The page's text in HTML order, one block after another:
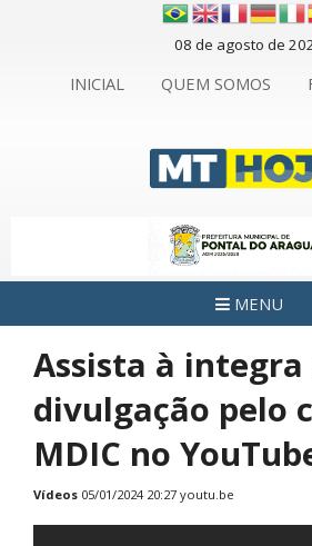
08 de agosto de
INICIAL QUEM SOMOS
MENU
Assista à integra
divulgação pelo
MDIC no
Vídeos 05/01/2024 20:27 youtu.be